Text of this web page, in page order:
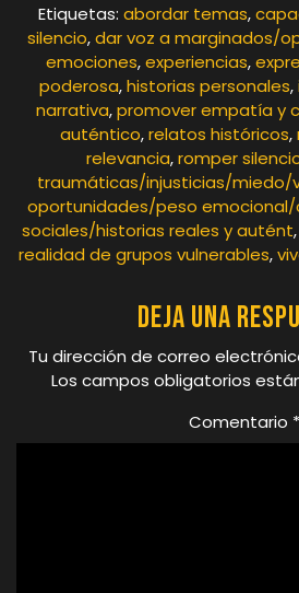
Etiquetas: abordar temas,
silencio,dar voz a marginados/
emociones,experiencias,
poderosa,historias personales,
narrativa,promover empatía y
auténtico,relatos históricos,
relevancia,romper
traumáticas/injusticias/miedo/
oportunidades/peso
sociales/historias reales y autént,
realidad de grupos vulnerables,
Deja una
Tu dirección de correo
Los campos obligatorios
Comentario *